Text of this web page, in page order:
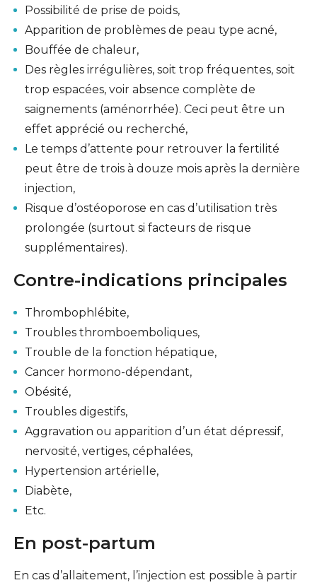
Possibilité de prise de poids,
Apparition de problèmes de peau type acné,
Bouffée de chaleur,
Des règles irrégulières, soit trop fréquentes, soit
trop espacées, voir absence complète de
saignements (aménorrhée). Ceci peut être un
effet apprécié ou recherché,
Le temps d’attente pour retrouver la fertilité
peut être de trois à douze mois après la dernière
injection,
Risque d’ostéoporose en cas d’utilisation très
prolongée (surtout si facteurs de risque
supplémentaires).
Contre-indications principales
Thrombophlébite,
Troubles thromboemboliques,
Trouble de la fonction hépatique,
Cancer hormono-dépendant,
Obésité,
Troubles digestifs,
Aggravation ou apparition d’un état dépressif,
nervosité, vertiges, céphalées,
Hypertension artérielle,
Diabète,
Etc.
En post-partum
En cas d’allaitement, l’injection est possible à partir